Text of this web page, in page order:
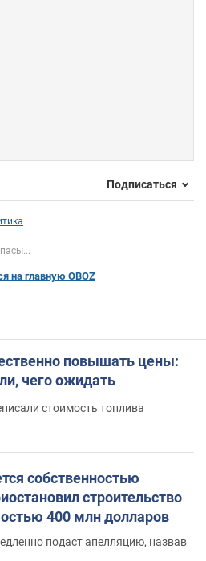
Подписаться
на главную OBOZ
повышать цены:
чего ожидать
стоимость топлива
собственностью
строительство
400 млн долларов
подаст апелляцию, назвав